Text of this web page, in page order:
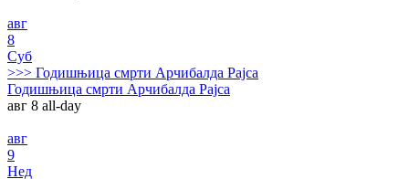
авг
8
Суб
>>> Годишњица смрти Арчибалда Рајса
Годишњица смрти Арчибалда Рајса
авг 8 all-day
авг
9
Нед